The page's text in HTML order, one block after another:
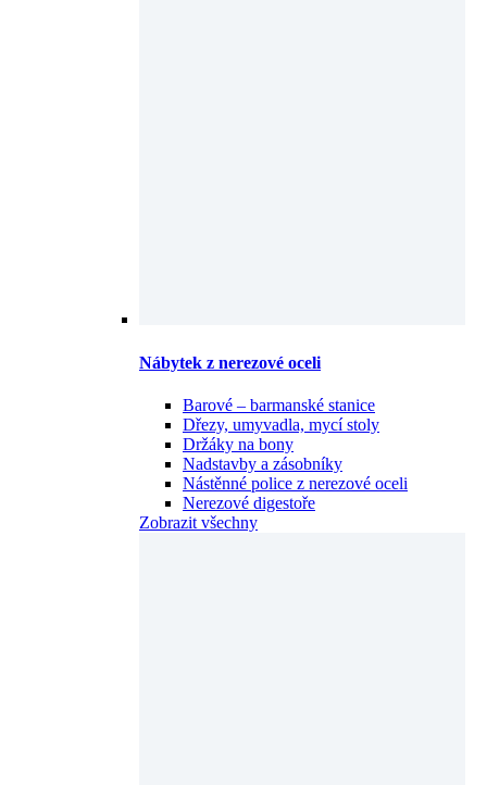
Nábytek z nerezové oceli
Barové – barmanské stanice
Dřezy, umyvadla, mycí stoly
Držáky na bony
Nadstavby a zásobníky
Nástěnné police z nerezové oceli
Nerezové digestoře
Zobrazit všechny